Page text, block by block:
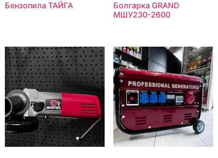
Бензопила ТАЙГА
Болгарка GRAND
МШУ230-2600